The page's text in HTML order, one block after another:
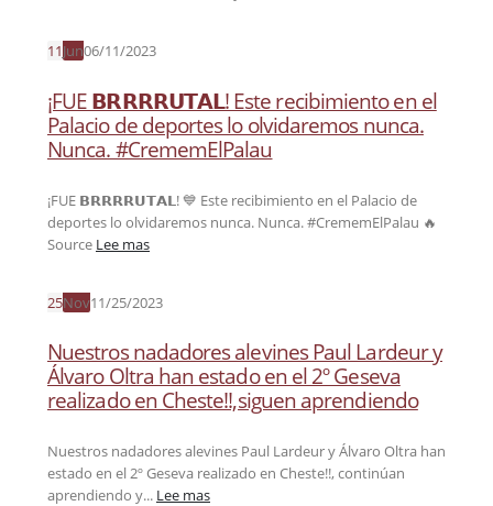
11Jun06/11/2023
¡FUE 𝗕𝗥𝗥𝗥𝗥𝗨𝗧𝗔𝗟! Este recibimiento en el
Palacio de deportes lo olvidaremos nunca.
Nunca. #CrememElPalau
¡FUE 𝗕𝗥𝗥𝗥𝗥𝗨𝗧𝗔𝗟! 💙 Este recibimiento en el Palacio de
deportes lo olvidaremos nunca. Nunca. #CrememElPalau 🔥
Source Lee mas
25Nov11/25/2023
Nuestros nadadores alevines Paul Lardeur y
Álvaro Oltra han estado en el 2º Geseva
realizado en Cheste!!,siguen aprendiendo
Nuestros nadadores alevines Paul Lardeur y Álvaro Oltra han
estado en el 2º Geseva realizado en Cheste!!, continúan
aprendiendo y... Lee mas